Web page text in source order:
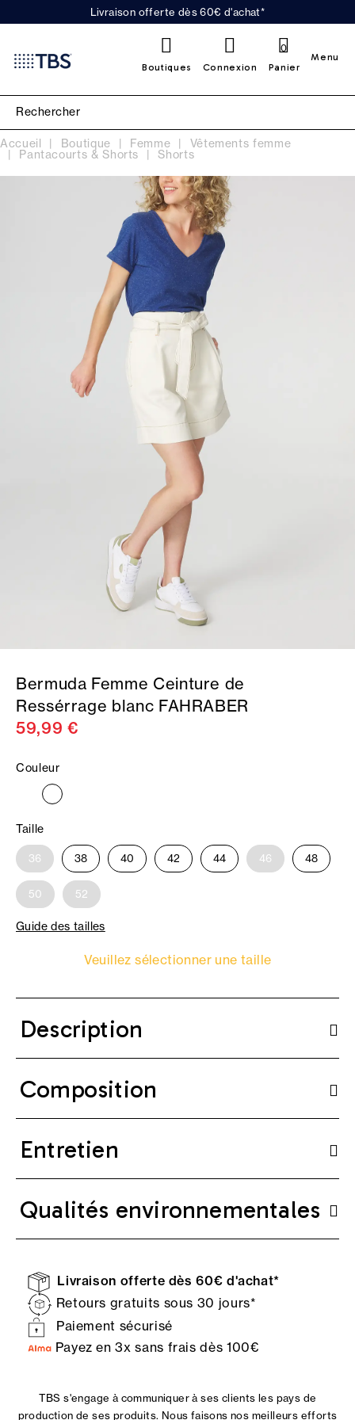
Livraison offerte dès 60€ d'achat*
Boutiques Connexion Panier
0
Menu
Accueil Boutique Femme Vêtements femme
Pantacourts & Shorts Shorts
Bermuda Femme Ceinture de
Ressérrage blanc FAHRABER
59,99 €
Couleur
Taille
36 38 40 42 44 46 48
50 52
Guide des tailles
Veuillez sélectionner une taille
Description
Composition
Entretien
Qualités environnementales
Livraison offerte dès 60€ d'achat*
Retours gratuits sous 30 jours*
Paiement sécurisé
Payez en 3x sans frais dès 100€
TBS s'engage à communiquer à ses clients les pays de
production de ses produits. Nous faisons nos meilleurs efforts